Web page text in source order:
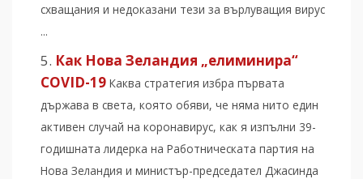
схващания и недоказани тези за върлуващия вирус
...
Как Нова Зеландия „елиминира“
COVID-19 Каква стратегия избра първата
държава в света, която обяви, че няма нито един
активен случай на коронавирус, как я изпълни 39-
годишната лидерка на Работническата партия на
Нова Зеландия и министър-председател Джасинда